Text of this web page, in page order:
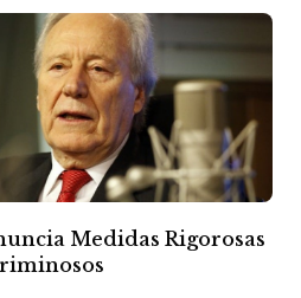
Medidas Rigorosas